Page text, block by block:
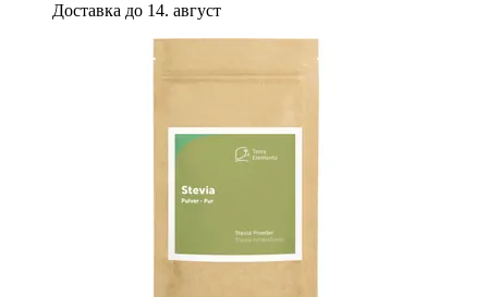
Доставка до 14. август